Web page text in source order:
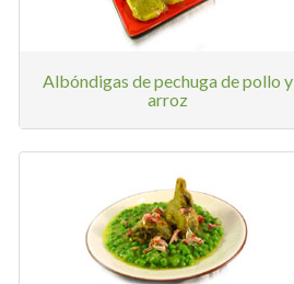
Albóndigas de pechuga de pollo y
arroz